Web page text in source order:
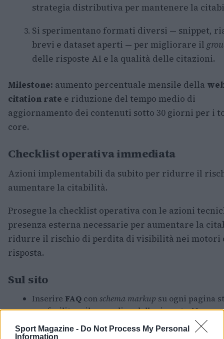
Sport Magazine - Do Not Process My Personal
Information
strategia distributiva per mantenere la
Si sperimentano formati diversi — snippet,
brevi e dataset aperti — per migliorare il
delle risposte AI e la qualità delle citazioni.
Milestone: aumento percentuale mensile della
citation rate e riduzione del tempo medio di
aggiornamento dei contenuti sotto 30 giorni per i
core.
Checklist operativa immediata
Azioni implementabili da subito per ridurre il
aumentare la citabilità.
Prosegue la checklist operativa con le azioni
presenza esterna necessarie per aumentare la
ridurre il rischio di perdita di visibilità nei motori
risposta.
Sul sito
Inserire FAQ conschema markup su ogni pagina
per facilitare il grounding delle risposte AI.
sulle
per migliorare la corrispondenza con intent di